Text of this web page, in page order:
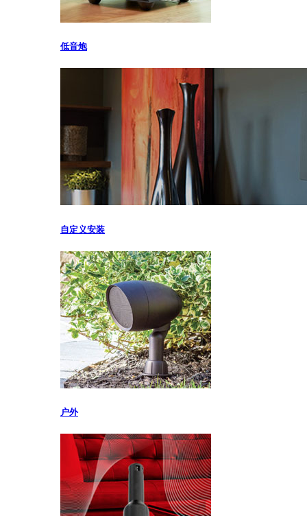
低音炮
自定义安装
户外